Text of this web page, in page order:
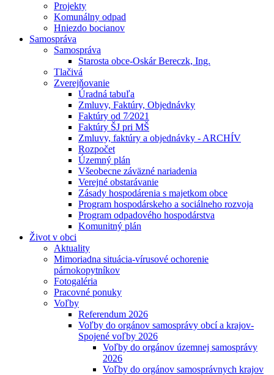
Projekty
Komunálny odpad
Hniezdo bocianov
Samospráva
Samospráva
Starosta obce-Oskár Bereczk, Ing.
Tlačivá
Zverejňovanie
Úradná tabuľa
Zmluvy, Faktúry, Objednávky
Faktúry od 7⁄2021
Faktúry ŠJ pri MŠ
Zmluvy, faktúry a objednávky - ARCHÍV
Rozpočet
Územný plán
Všeobecne záväzné nariadenia
Verejné obstarávanie
Zásady hospodárenia s majetkom obce
Program hospodárskeho a sociálneho rozvoja
Program odpadového hospodárstva
Komunitný plán
Život v obci
Aktuality
Mimoriadna situácia-vírusové ochorenie
párnokopytníkov
Fotogaléria
Pracovné ponuky
Voľby
Referendum 2026
Voľby do orgánov samosprávy obcí a krajov-
Spojené voľby 2026
Voľby do orgánov územnej samosprávy
2026
Voľby do orgánov samosprávnych krajov